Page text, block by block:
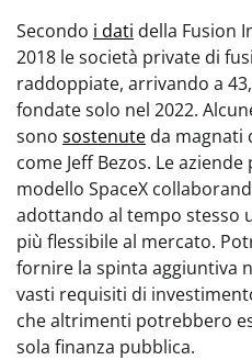
Secondo i dati della Fusion
2018 le società private di
raddoppiate, arrivando a
fondate solo nel 2022.
sono sostenute da magnati
come Jeff Bezos. Le
modello SpaceX
adottando al tempo stesso
più flessibile al mercato.
fornire la spinta aggiuntiva
vasti requisiti di
che altrimenti potrebbero
sola finanza pubblica.